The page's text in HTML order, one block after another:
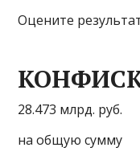
Оцените
28.473 млрд. руб.
на общую сумму